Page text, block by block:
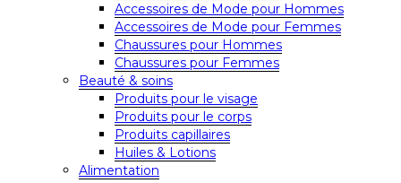
Accessoires de Mode pour Hommes
Accessoires de Mode pour Femmes
Chaussures pour Hommes
Chaussures pour Femmes
Beauté & soins
Produits pour le visage
Produits pour le corps
Produits capillaires
Huiles & Lotions
Alimentation